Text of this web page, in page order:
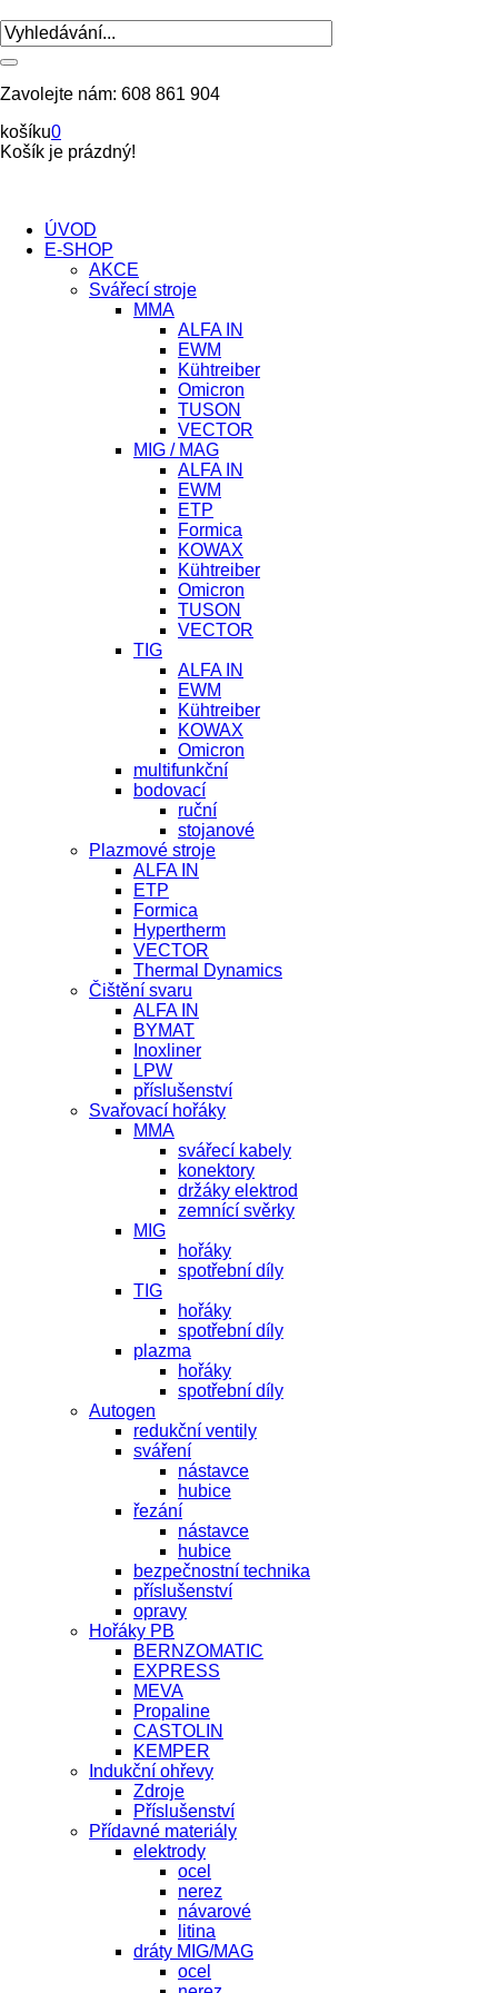
Zavolejte nám: 608 861 904
košíku0
Košík je prázdný!
ÚVOD
E-SHOP
AKCE
Svářecí stroje
MMA
ALFA IN
EWM
Kühtreiber
Omicron
TUSON
VECTOR
MIG / MAG
ALFA IN
EWM
ETP
Formica
KOWAX
Kühtreiber
Omicron
TUSON
VECTOR
TIG
ALFA IN
EWM
Kühtreiber
KOWAX
Omicron
multifunkční
bodovací
ruční
stojanové
Plazmové stroje
ALFA IN
ETP
Formica
Hypertherm
VECTOR
Thermal Dynamics
Čištění svaru
ALFA IN
BYMAT
Inoxliner
LPW
příslušenství
Svařovací hořáky
MMA
svářecí kabely
konektory
držáky elektrod
zemnící svěrky
MIG
hořáky
spotřební díly
TIG
hořáky
spotřební díly
plazma
hořáky
spotřební díly
Autogen
redukční ventily
sváření
nástavce
hubice
řezání
nástavce
hubice
bezpečnostní technika
příslušenství
opravy
Hořáky PB
BERNZOMATIC
EXPRESS
MEVA
Propaline
CASTOLIN
KEMPER
Indukční ohřevy
Zdroje
Příslušenství
Přídavné materiály
elektrody
ocel
nerez
návarové
litina
dráty MIG/MAG
ocel